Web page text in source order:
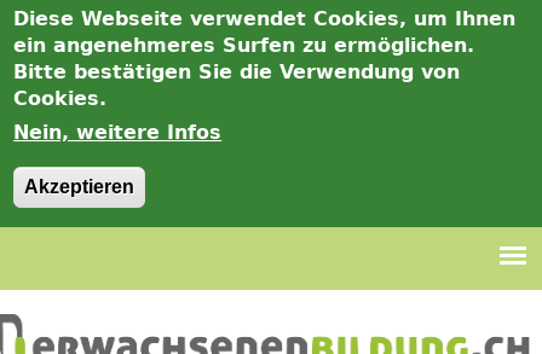
Diese Webseite verwendet Cookies, um Ihnen
ein angenehmeres Surfen zu ermöglichen.
Bitte bestätigen Sie die Verwendung von
Cookies.
Nein, weitere Infos
Akzeptieren